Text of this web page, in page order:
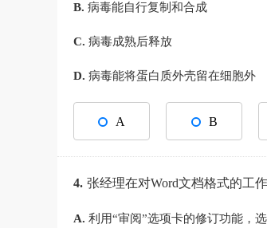
B. 病毒能自行复制和合成
C. 病毒成熟后释放
D. 病毒能将蛋白质外壳留在细胞外
A B
4. 张经理在对Word文档格式的工
A. 利用“审阅”选项卡的修订功能，